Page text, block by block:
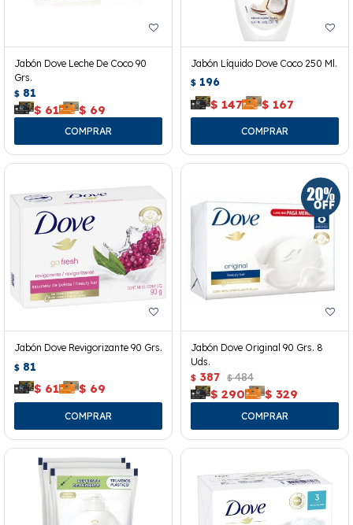
Jabón Dove Leche De Coco 90
Grs.
$ 81
$ 61 $ 69
Jabón Líquido Dove Coco 250 Ml.
$ 196
$ 147 $ 167
Jabón Dove Revigorizante 90 Grs.
$ 81
$ 61 $ 69
Jabón Dove Original 90 Grs. 8
Uds.
$ 387 $ 484
$ 290 $ 329